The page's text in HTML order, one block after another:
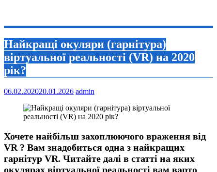
Найкращі окуляри (гарнітура)
віртуальної реальності (VR) на 2020
рік?
06.02.202020.01.2026 admin
Хочете найбільш захоплюючого враження від
VR ? Вам знадобиться одна з найкращих
гарнітур VR. Читайте далі в статті на яких
окулярах віртуальної реальності вам варто